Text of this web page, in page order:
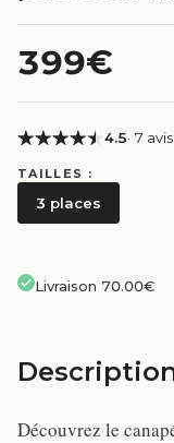
399€
4.5· 7 avis
TAILLES :
3 places
Livraison 70.00€
Découvrez le